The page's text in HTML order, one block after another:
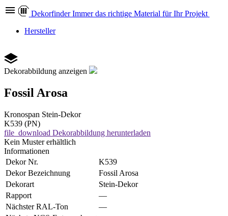
Dekorfinder Immer das richtige Material für Ihr Projekt
Hersteller
Dekorabbildung anzeigen
Fossil Arosa
Kronospan Stein-Dekor
K539 (PN)
file_download Dekorabbildung herunterladen
Kein Muster erhältlich
Informationen
Dekor Nr.
K539
Dekor Bezeichnung
Fossil Arosa
Dekorart
Stein-Dekor
Rapport
—
Nächster RAL-Ton
—